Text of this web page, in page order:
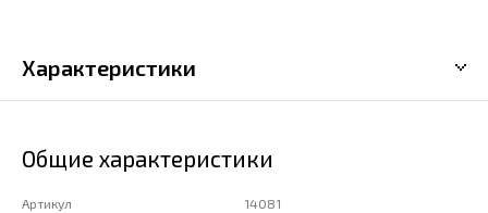
Характеристики
Общие характеристики
Артикул 14081